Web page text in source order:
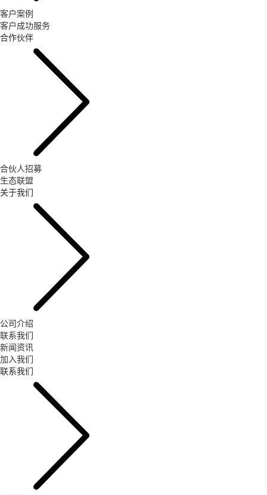
客户案例
客户成功服务
合作伙伴
合伙人招募
生态联盟
关于我们
公司介绍
联系我们
新闻资讯
加入我们
联系我们